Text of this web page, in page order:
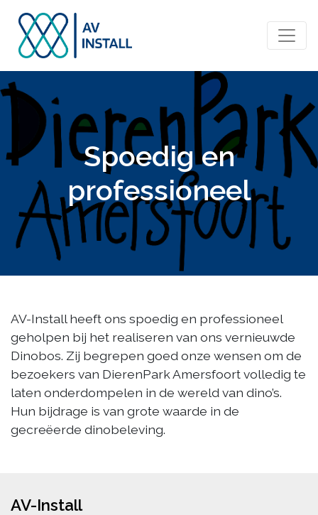
Spoedig en
professioneel
AV-Install heeft ons spoedig en professioneel
geholpen bij het realiseren van ons vernieuwde
Dinobos. Zij begrepen goed onze wensen om de
bezoekers van DierenPark Amersfoort volledig te
laten onderdompelen in de wereld van dino’s.
Hun bijdrage is van grote waarde in de
gecreëerde dinobeleving.
AV-Install